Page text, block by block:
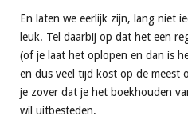
En laten we eerlijk zijn, lang niet
leuk. Tel daarbij op dat het een
(of je laat het oplopen en dan is
en dus veel tijd kost op de meest
je zover dat je het boekhouden
wil uitbesteden.